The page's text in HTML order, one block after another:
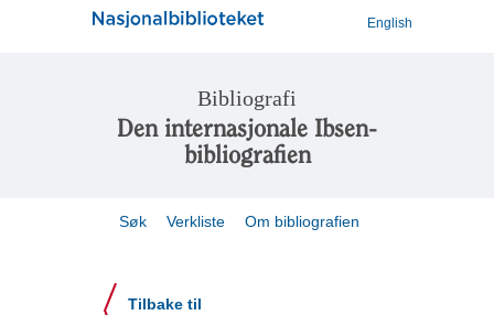
English
Bibliografi
Den internasjonale Ibsen-
bibliografien
Søk Verkliste Om bibliografien
Tilbake til